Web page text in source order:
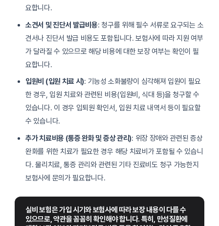
요합니다.
소견서 및 진단서 발급비용: 청구를 위해 필수 서류로 요구되는 소
견서나 진단서 발급 비용도 포함됩니다. 보험사에 따라 지원 여부
가 달라질 수 있으므로 해당 비용에 대한 보장 여부는 확인이 필
요합니다.
입원비 (입원 치료 시): 기능성 소화불량이 심각해져 입원이 필요
한 경우, 입원 치료와 관련된 비용(입원비, 식대 등)을 청구할 수
있습니다. 이 경우 입퇴원 확인서, 입원 치료 내역서 등이 필요할
수 있습니다.
추가 치료비용 (통증 완화 및 증상 관리): 위장 장애와 관련된 증상
완화를 위한 치료가 필요한 경우 해당 치료비가 포함될 수 있습니
다. 물리치료, 통증 관리와 관련된 기타 진료비도 청구 가능한지
보험사에 문의가 필요합니다.
실비 보험은 가입 시기와 보험사에 따라 보장 내용이 다를 수
있으므로, 약관을 꼼꼼히 확인해야 합니다. 특히, 만성질환에